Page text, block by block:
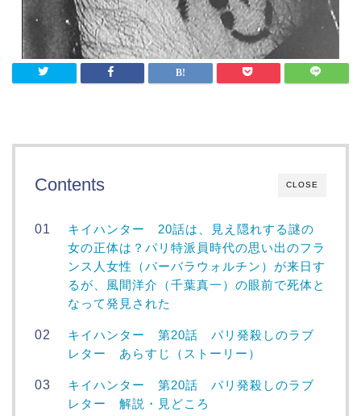
CLOSE
Contents
キイハンター 20話は、見え隠れする謎の
女の正体は？パリ特派員時代の思い出のフラ
ンス人女性（バーバラウォルチン）が来日す
るが、風間洋介（千葉真一）の眼前で死体と
なって発見された
キイハンター 第20話 パリ発殺しのラブ
レター あらすじ（ストーリー）
キイハンター 第20話 パリ発殺しのラブ
レター 解説・見どころ